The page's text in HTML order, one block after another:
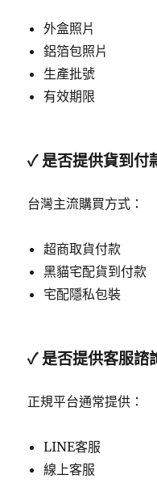
外盒照片
鋁箔包照片
生產批號
有效期限
✓ 是否提供貨到付
台灣主流購買方式：
超商取貨付款
黑貓宅配貨到付款
宅配隱私包裝
✓ 是否提供客服諮
正規平台通常提供：
LINE客服
線上客服